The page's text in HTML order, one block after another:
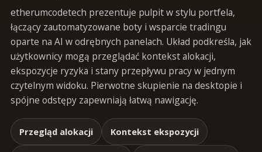
etherumcodetech prezentuje pulpit w stylu portfela,
łączący zautomatyzowane boty i wsparcie tradingu
oparte na AI w odrębnych panelach. Układ podkreśla, jak
użytkownicy mogą przeglądać kontekst alokacji,
ekspozycje ryzyka i stany przepływu pracy w jednym
czytelnym widoku. Pierwotne skupienie na desktopie i
spójne odstępy zapewniają łatwą nawigację.
Przegląd alokacji Kontekst ekspozycji